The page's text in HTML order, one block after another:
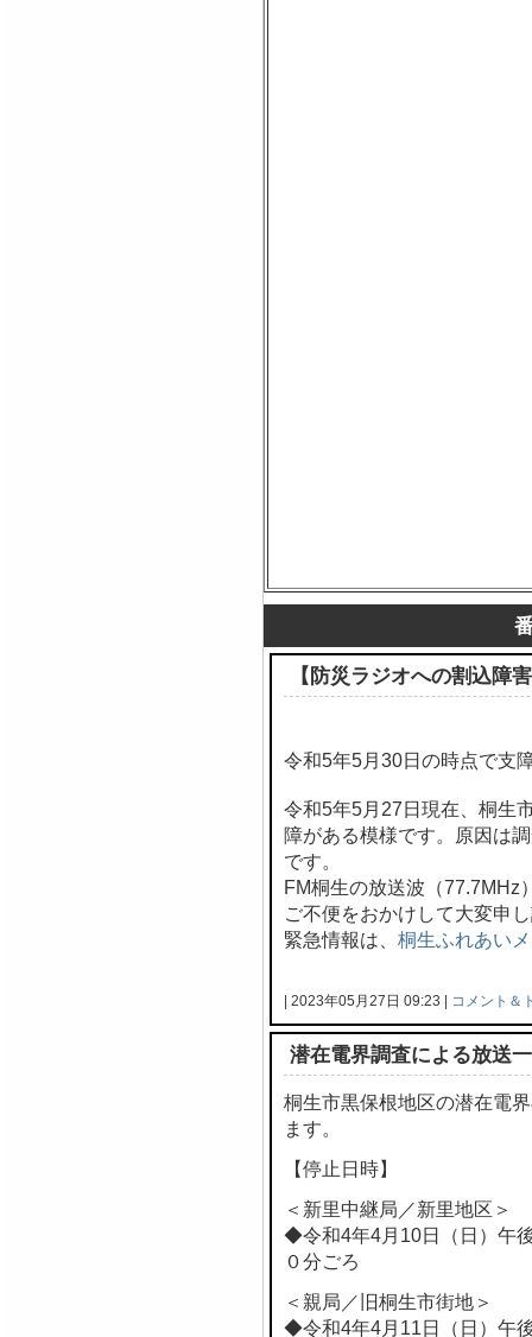
【防災ラジオへの割込障
令和5年5月30日の時点で支
令和5年5月27日現在、桐生
障がある模様です。原因は
です。
FM桐生の放送波（77.7MHz
ご不便をおかけして大変申
緊急情報は、 桐生ふれあい
| 2023年05月27日 09:23 | コメント＆
潜在電界調査による放送
桐生市黒保根地区の潜在電
ます。
【停止日時】
＜新里中継局／新里地区＞
◆令和4年4月10日（日）午
０分ごろ
＜親局／旧桐生市街地＞
◆令和4年4月11日（日）午